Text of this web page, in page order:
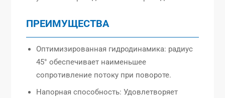
ПРЕИМУЩЕСТВА
Оптимизированная гидродинамика: радиус
45° обеспечивает наименьшее
сопротивление потоку при повороте.
Напорная способность: Удовлетворяет